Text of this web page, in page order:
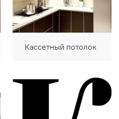
Кассетный потолок